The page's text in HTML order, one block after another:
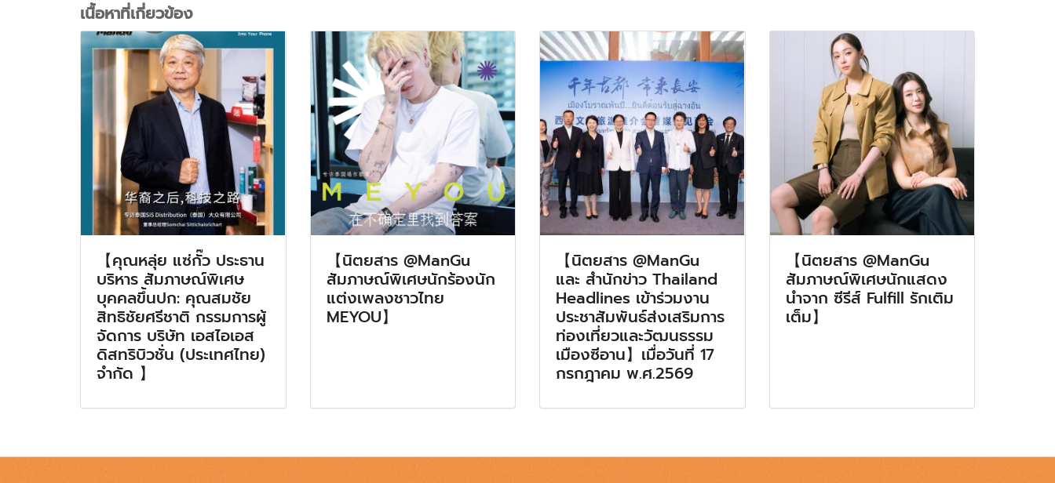
เนื้อหาที่เกี่ยวข้อง
【คุณหลุ่ย แซ่กั๊ว ประธาน
บริหาร สัมภาษณ์พิเศษ
บุคคลขึ้นปก: คุณสมชัย
สิทธิชัยศรีชาติ กรรมการผู้
จัดการ บริษัท เอสไอเอส
ดิสทริบิวชั่น (ประเทศไทย)
จำกัด 】
【นิตยสาร @ManGu
สัมภาษณ์พิเศษนักร้องนัก
แต่งเพลงชาวไทย
MEYOU】
【นิตยสาร @ManGu
และ สำนักข่าว Thailand
Headlines เข้าร่วมงาน
ประชาสัมพันธ์ส่งเสริมการ
ท่องเที่ยวและวัฒนธรรม
เมืองซีอาน】เมื่อวันที่ 17
กรกฎาคม พ.ศ.2569
【นิตยสาร @ManGu
สัมภาษณ์พิเศษนักแสดง
นำจาก ซีรีส์ Fulfill รักเติม
เต็ม】